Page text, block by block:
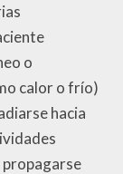
o
calor o frío)
hacia
propagarse